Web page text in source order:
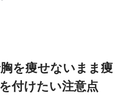
を痩せないまま痩
付けたい注意点